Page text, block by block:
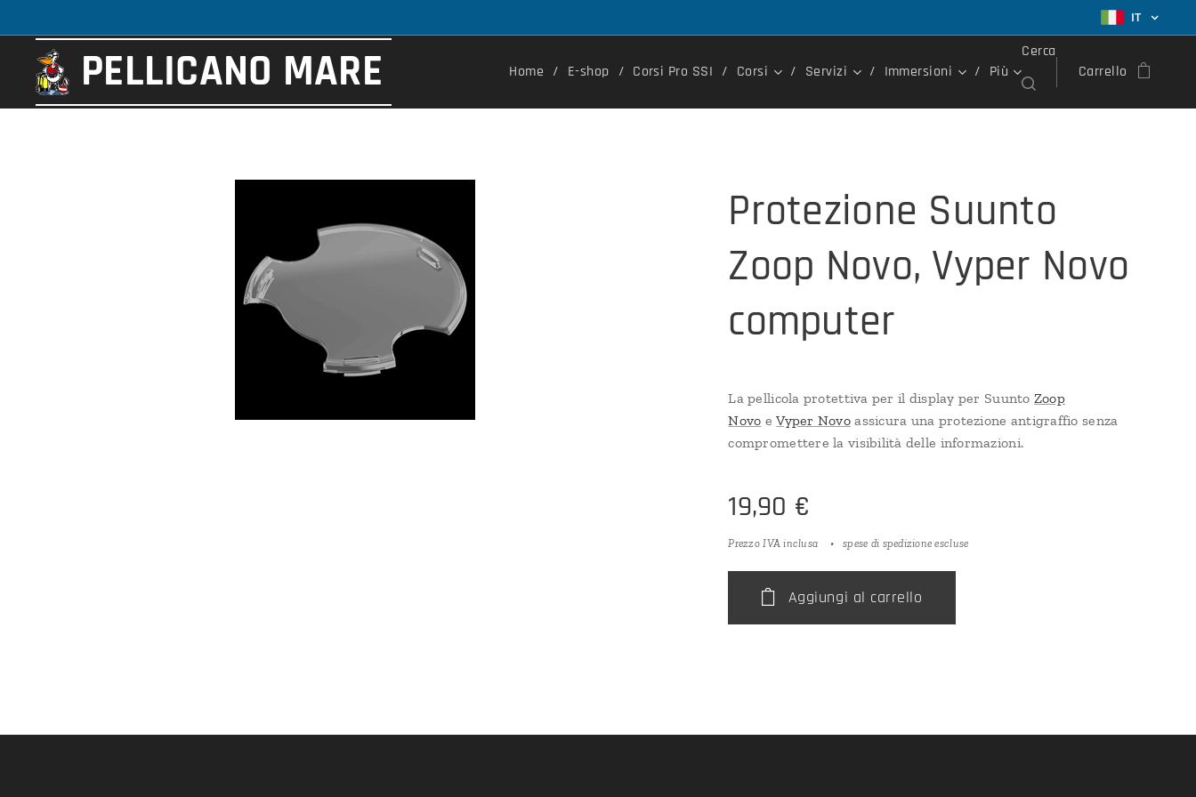
IT
PELLICANO MARE Home E-shop Corsi Pro SSI Corsi Servizi Immersioni Più
Cerca
Carrello
Protezione Suunto
Zoop Novo, Vyper Novo
computer
La pellicola protettiva per il display per Suunto Zoop
Novo eVyper Novo assicura una protezione antigraffio senza
compromettere la visibilità delle informazioni.
19,90 €
Prezzo IVA inclusa spese di spedizione escluse
Aggiungi al carrello